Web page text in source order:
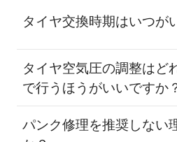
タイヤ交換時期はいつが
タイヤ空気圧の調整はど
で行うほうがいいですか
パンク修理を推奨しない